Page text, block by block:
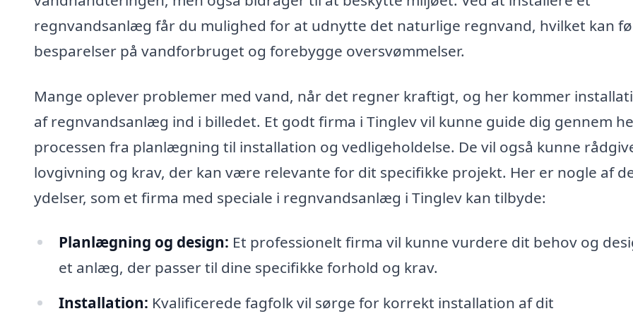
regnvandsanlæg får du mulighed for at udnytte det naturlige regnvand, hvilket kan
besparelser på vandforbruget og forebygge oversvømmelser.
Mange oplever problemer med vand, når det regner kraftigt, og her kommer
af regnvandsanlæg ind i billedet. Et godt firma i Tinglev vil kunne guide dig gennem
processen fra planlægning til installation og vedligeholdelse. De vil også kunne
lovgivning og krav, der kan være relevante for dit specifikke projekt. Her er nogle af
ydelser, som et firma med speciale i regnvandsanlæg i Tinglev kan tilbyde:
Planlægning og design: Et professionelt firma vil kunne vurdere dit behov og
et anlæg, der passer til dine specifikke forhold og krav.
Installation: Kvalificerede fagfolk vil sørge for korrekt installation af dit